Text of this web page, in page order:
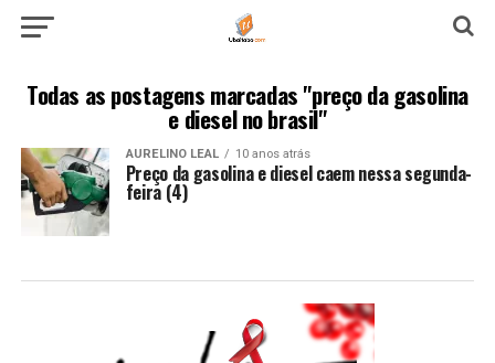
Todas as postagens marcadas "preço da gasolina
e diesel no brasil"
AURELINO LEAL 10 anos atrás
Preço da gasolina e diesel caem nessa segunda-
feira (4)